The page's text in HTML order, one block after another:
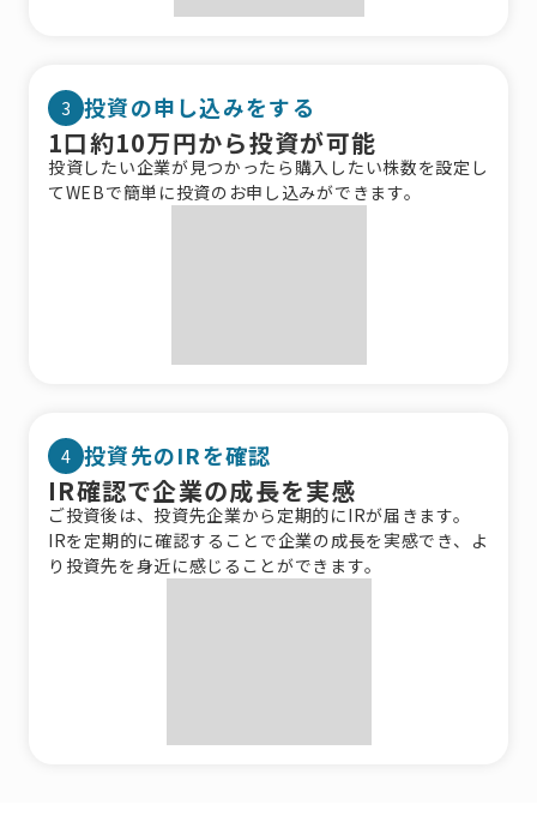
3 投資の申し込みをする
1口約10万円から投資が可能
投資したい企業が見つかったら購入したい株数を設定し
てWEBで簡単に投資のお申し込みができます。
4 投資先のIRを確認
IR確認で企業の成長を実感
ご投資後は、投資先企業から定期的にIRが届きます。
IRを定期的に確認することで企業の成長を実感でき、よ
り投資先を身近に感じることができます。